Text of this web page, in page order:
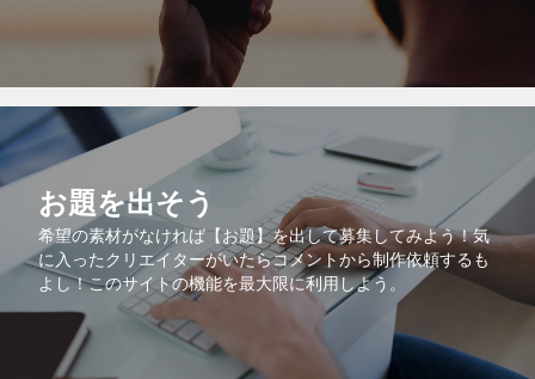
お題を出そう
希望の素材がなければ【お題】を出して募集してみよう！気
に入ったクリエイターがいたらコメントから制作依頼するも
よし！このサイトの機能を最大限に利用しよう。